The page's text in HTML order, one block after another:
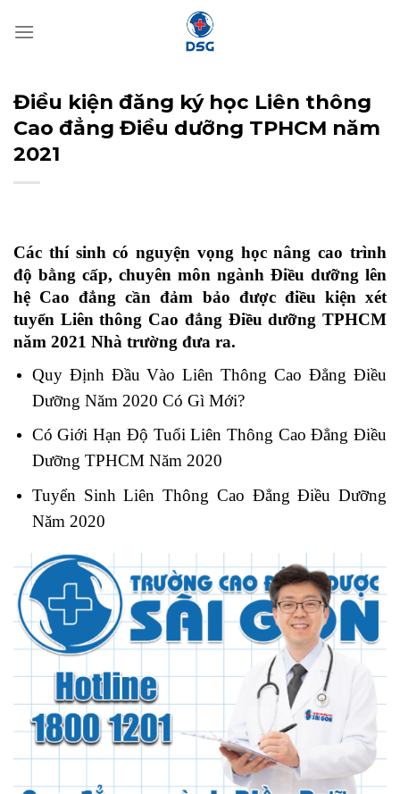
qua
Điều kiện đăng ký học Liên thông
Cao đẳng Điều dưỡng TPHCM năm
2021
Các thí sinh có nguyện vọng học nâng cao trình
độ bằng cấp, chuyên môn ngành Điều dưỡng lên
hệ Cao đẳng cần đảm bảo được điều kiện xét
tuyển Liên thông Cao đẳng Điều dưỡng TPHCM
năm 2021 Nhà trường đưa ra.
Quy Định Đầu Vào Liên Thông Cao Đẳng Điều
Dưỡng Năm 2020 Có Gì Mới?
Có Giới Hạn Độ Tuổi Liên Thông Cao Đẳng Điều
Dưỡng TPHCM Năm 2020
Tuyển Sinh Liên Thông Cao Đẳng Điều Dưỡng
Năm 2020